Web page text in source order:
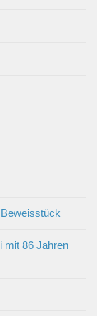
mit 86 Jahren